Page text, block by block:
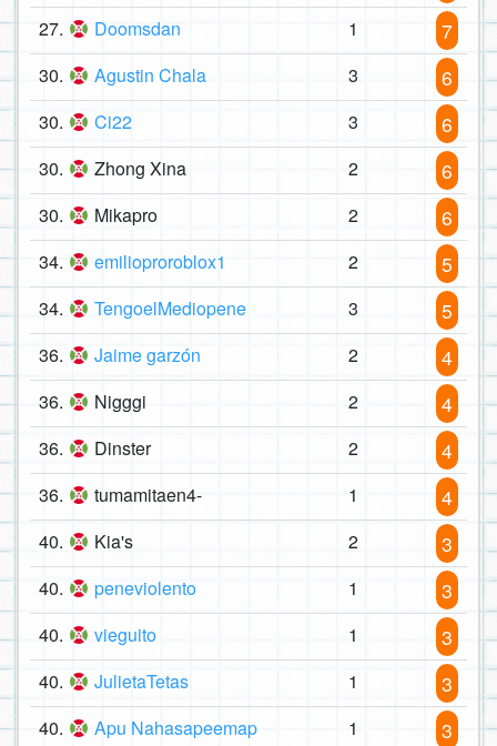
27. Doomsdan 1 7
30. Agustin Chala 3 6
30. Ci22 3 6
30. Zhong Xina 2 6
30. Mikapro 2 6
34. emilioproroblox1 2 5
34. TengoelMediopene 3 5
36. Jaime garzón 2 4
36. Nigggi 2 4
36. Dinster 2 4
36. tumamitaen4- 1 4
40. Kia's 2 3
40. peneviolento 1 3
40. vieguito 1 3
40. JulietaTetas 1 3
40. Apu Nahasapeemap 1 3